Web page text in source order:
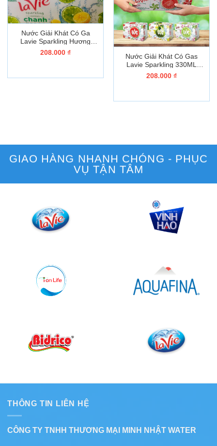
Nước Giải Khát Có Ga
Lavie Sparkling Hương
Chanh Bạc Hà
208.000 ₫
Nước Giải Khát Có Gas
Lavie Sparkling 330ML
Hương Dưa hấu Kiwi
208.000 ₫
GIAO HÀNG NHANH CHÓNG - PHỤC
VỤ TẬN TÂM
THÔNG TIN LIÊN HỆ
CÔNG TY TNHH THƯƠNG MẠI MINH NHẬT WATER